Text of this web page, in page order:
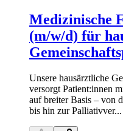
Medizinische
(m/w/d) für
Unsere hausärztliche
versorgt Patient:innen
auf breiter Basis – von
bis hin zur Palliativver...